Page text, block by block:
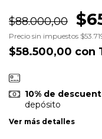
$88.000,00
Precio sin impuestos
$58.500,00 con
10% de
depósito
Ver más detalles